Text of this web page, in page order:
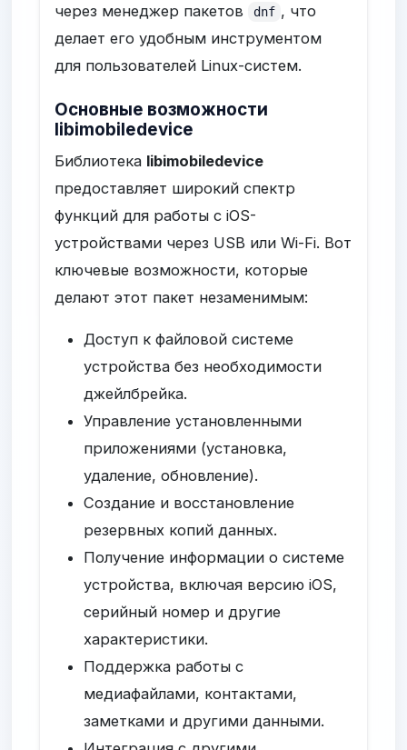
через менеджер пакетов
dnf , что
делает его удобным инструментом
для пользователей Linux-систем.
Основные возможности
libimobiledevice
Библиотека libimobiledevice
предоставляет широкий спектр
функций для работы с iOS-
устройствами через USB или Wi-Fi. Вот
ключевые возможности, которые
делают этот пакет незаменимым:
Доступ к файловой системе
устройства без необходимости
джейлбрейка.
Управление установленными
приложениями (установка,
удаление, обновление).
Создание и восстановление
резервных копий данных.
Получение информации о системе
устройства, включая версию iOS,
серийный номер и другие
характеристики.
Поддержка работы с
медиафайлами, контактами,
заметками и другими данными.